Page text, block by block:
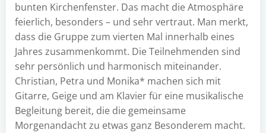
bunten Kirchenfenster. Das macht die Atmosphäre
feierlich, besonders – und sehr vertraut. Man merkt,
dass die Gruppe zum vierten Mal innerhalb eines
Jahres zusammenkommt. Die Teilnehmenden sind
sehr persönlich und harmonisch miteinander.
Christian, Petra und Monika* machen sich mit
Gitarre, Geige und am Klavier für eine musikalische
Begleitung bereit, die die gemeinsame
Morgenandacht zu etwas ganz Besonderem macht.